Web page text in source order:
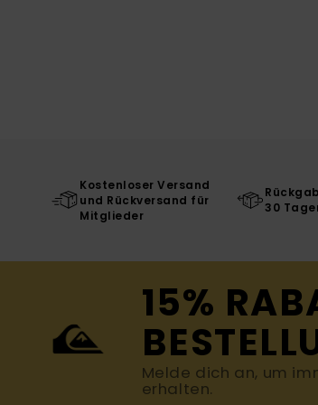
Kostenloser Versand
und Rückversand für
Mitglieder
30
15%
Melde dich an, um
erhalten.